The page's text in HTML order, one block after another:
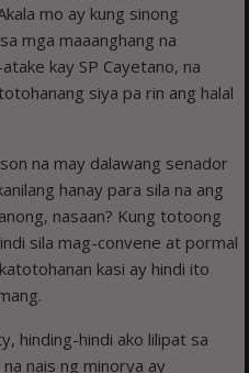
mo ay kung sinong
mga maaanghang na
kay SP Cayetano, na
siya pa rin ang halal
na may dalawang senador
hanay para sila na ang
nasaan? Kung totoong
sila mag-convene at pormal
kasi ay hindi ito
hinding-hindi ako lilipat sa
nais ng minorya ay